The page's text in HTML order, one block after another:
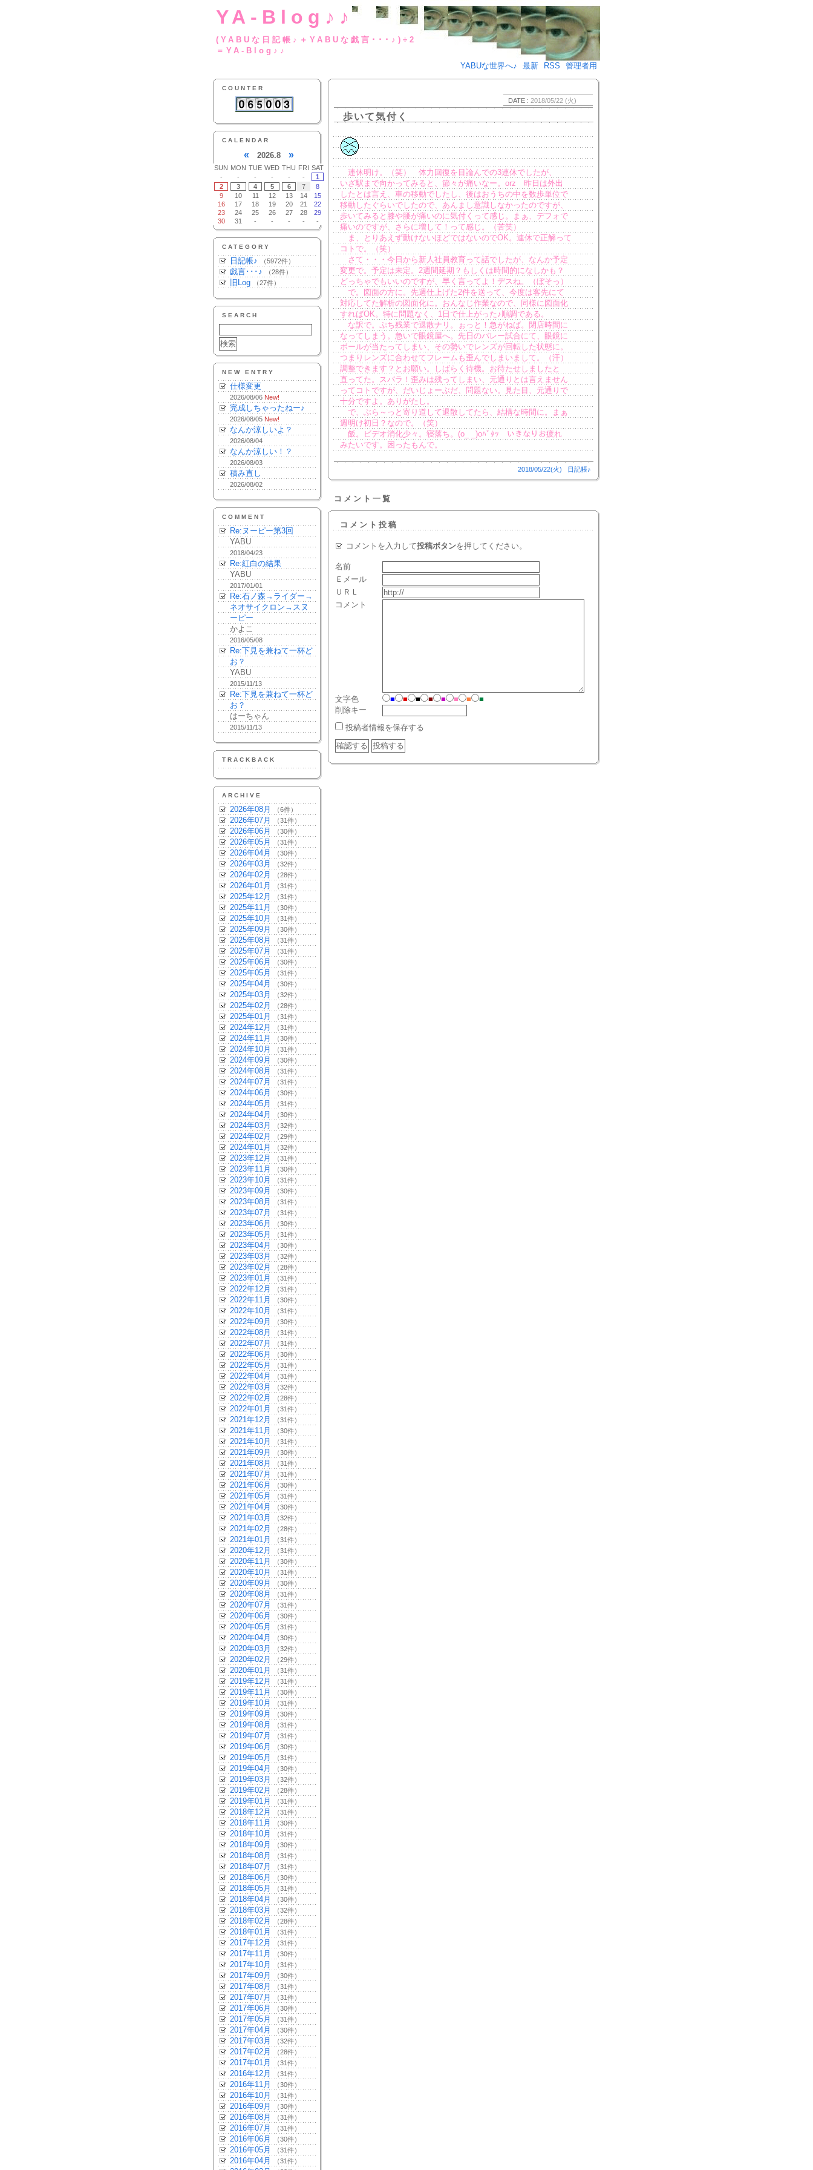
YA-Blog♪♪
(YABUな日記帳♪＋YABUな戯言･･･♪)÷2
＝YA-Blog♪♪
YABUな世界へ♪
最新 RSS 管理者用
COUNTER
CALENDAR
« 2026.8 »
SUN MON TUE WED THU FRI SAT
-
- - - - -
1
2
3 4 5 6 7
8
9
10 11 12 13 14
15
16
17 18 19 20 21
22
23
24 25 26 27 28
29
30
31 - - - - -
CATEGORY
日記帳♪ （5972件）
戯言･･･♪ （28件）
旧Log （27件）
SEARCH
NEW ENTRY
仕様変更
2026/08/06 New!
完成しちゃったねー♪
2026/08/05 New!
なんか涼しいよ？
2026/08/04
なんか涼しい！？
2026/08/03
積み直し
2026/08/02
COMMENT
Re:ヌーピー第3回
YABU
2018/04/23
Re:紅白の結果
YABU
2017/01/01
Re:石ノ森→ライダー→
ネオサイクロン→スヌ
ーピー
かよこ
2016/05/08
Re:下見を兼ねて一杯ど
お？
YABU
2015/11/13
Re:下見を兼ねて一杯ど
お？
はーちゃん
2015/11/13
TRACKBACK
ARCHIVE
2026年08月 （6件）
2026年07月 （31件）
2026年06月 （30件）
2026年05月 （31件）
2026年04月 （30件）
2026年03月 （32件）
2026年02月 （28件）
2026年01月 （31件）
2025年12月 （31件）
2025年11月 （30件）
2025年10月 （31件）
2025年09月 （30件）
2025年08月 （31件）
2025年07月 （31件）
2025年06月 （30件）
2025年05月 （31件）
2025年04月 （30件）
2025年03月 （32件）
2025年02月 （28件）
2025年01月 （31件）
2024年12月 （31件）
2024年11月 （30件）
2024年10月 （31件）
2024年09月 （30件）
2024年08月 （31件）
2024年07月 （31件）
2024年06月 （30件）
2024年05月 （31件）
2024年04月 （30件）
2024年03月 （32件）
2024年02月 （29件）
2024年01月 （32件）
2023年12月 （31件）
2023年11月 （30件）
2023年10月 （31件）
2023年09月 （30件）
2023年08月 （31件）
2023年07月 （31件）
2023年06月 （30件）
2023年05月 （31件）
2023年04月 （30件）
2023年03月 （32件）
2023年02月 （28件）
2023年01月 （31件）
2022年12月 （31件）
2022年11月 （30件）
2022年10月 （31件）
2022年09月 （30件）
2022年08月 （31件）
2022年07月 （31件）
2022年06月 （30件）
2022年05月 （31件）
2022年04月 （31件）
2022年03月 （32件）
2022年02月 （28件）
2022年01月 （31件）
2021年12月 （31件）
2021年11月 （30件）
2021年10月 （31件）
2021年09月 （30件）
2021年08月 （31件）
2021年07月 （31件）
2021年06月 （30件）
2021年05月 （31件）
2021年04月 （30件）
2021年03月 （32件）
2021年02月 （28件）
2021年01月 （31件）
2020年12月 （31件）
2020年11月 （30件）
2020年10月 （31件）
2020年09月 （30件）
2020年08月 （31件）
2020年07月 （31件）
2020年06月 （30件）
2020年05月 （31件）
2020年04月 （30件）
2020年03月 （32件）
2020年02月 （29件）
2020年01月 （31件）
2019年12月 （31件）
2019年11月 （30件）
2019年10月 （31件）
2019年09月 （30件）
2019年08月 （31件）
2019年07月 （31件）
2019年06月 （30件）
2019年05月 （31件）
2019年04月 （30件）
2019年03月 （32件）
2019年02月 （28件）
2019年01月 （31件）
2018年12月 （31件）
2018年11月 （30件）
2018年10月 （31件）
2018年09月 （30件）
2018年08月 （31件）
2018年07月 （31件）
2018年06月 （30件）
2018年05月 （31件）
2018年04月 （30件）
2018年03月 （32件）
2018年02月 （28件）
2018年01月 （31件）
2017年12月 （31件）
2017年11月 （30件）
2017年10月 （31件）
2017年09月 （30件）
2017年08月 （31件）
2017年07月 （31件）
2017年06月 （30件）
2017年05月 （31件）
2017年04月 （30件）
2017年03月 （32件）
2017年02月 （28件）
2017年01月 （31件）
2016年12月 （31件）
2016年11月 （30件）
2016年10月 （31件）
2016年09月 （30件）
2016年08月 （31件）
2016年07月 （31件）
2016年06月 （30件）
2016年05月 （31件）
2016年04月 （31件）
DATE : 2018/05/22 (火)
歩いて気付く
連休明け。（笑） 体力回復を目論んでの3連休でしたが、
いざ駅まで向かってみると、節々が痛いなー。orz 昨日は外出
したとは言え、車の移動でしたし、後はおうちの中を数歩単位で
移動したぐらいでしたので、あんまし意識しなかったのですが、
歩いてみると膝や腰が痛いのに気付くって感じ。まぁ、デフォで
痛いのですが、さらに増して！って感じ。（苦笑）
ま、とりあえず動けないほどではないのでOK。連休で正解って
コトで。（笑）
さて・・・今日から新人社員教育って話でしたが、なんか予定
変更で。予定は未定。2週間延期？もしくは時間的になしかも？
どっちゃでもいいのですが、早く言ってよ！デスね。（ぼそっ）
で。図面の方に。先週仕上げた2件を送って、今度は客先にて
対応してた解析の図面化に。おんなじ作業なので、同様に図面化
すればOK。特に問題なく、1日で仕上がった♪順調である。
な訳で。ぷち残業で退散ナリ。ぉっと！急がねば。閉店時間に
なってしまう。急いで眼鏡屋へ。先日のバレー試合にて、眼鏡に
ボールが当たってしまい、その勢いでレンズが回転した状態に。
つまりレンズに合わせてフレームも歪んでしまいまして。（汗）
調整できます？とお願い。しばらく待機。お待たせしましたと
直ってた。スバラ！歪みは残ってしまい、元通りとは言えません
ってコトですが、だいじょーぶだ、問題ない。見た目、元通りで
十分ですよ。ありがたし。
で、ぶら～っと寄り道して退散してたら、結構な時間に。まぁ
週明け初日？なので。（笑）
飯。ビデオ消化少々。寝落ち。(o_ _)oﾊﾞﾀｯ いきなりお疲れ
みたいです。困ったもんで。
2018/05/22(火) 日記帳♪
コメント一覧
コメント投稿
コメントを入力して投稿ボタンを押してください。
名前
Ｅメール
ＵＲＬ
コメント
文字色 ■ ■ ■ ■ ■ ■ ■
■
削除キー
投稿者情報を保存する